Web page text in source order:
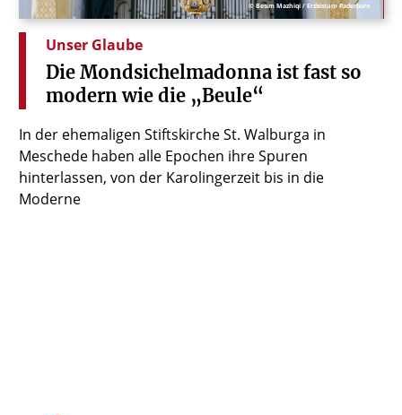
© Besim Mazhiqi / Erzbistum Paderborn
Unser Glaube
Die Mondsichelmadonna ist fast so
modern wie die „Beule“
In der ehemaligen Stiftskirche St. Walburga in
Meschede haben alle Epochen ihre Spuren
hinterlassen, von der Karolingerzeit bis in die
Moderne